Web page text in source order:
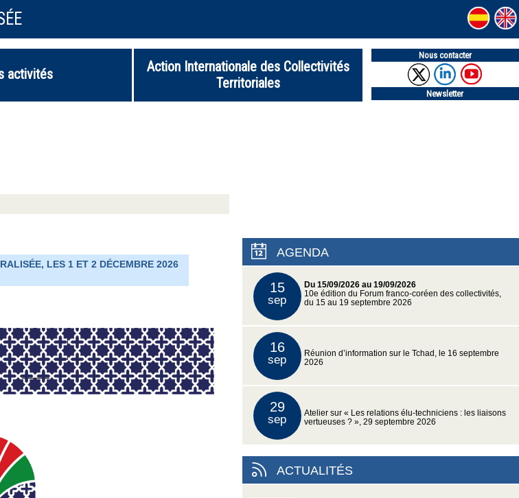
activités
Action Internationale des Collectivités
Territoriales
Nous contacter
Newsletter
LES 1 ET 2 DÉCEMBRE 2026
AGENDA
15
sep
Du 15/09/2026 au 19/09/2026
10e édition du Forum franco-coréen des collectivités,
du 15 au 19 septembre 2026
16
sep
Réunion d’information sur le Tchad, le 16 septembre
2026
29
sep
Atelier sur « Les relations élu-techniciens : les liaisons
vertueuses ? », 29 septembre 2026
ACTUALITÉS